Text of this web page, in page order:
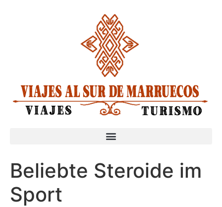
Beliebte Steroide im
Sport